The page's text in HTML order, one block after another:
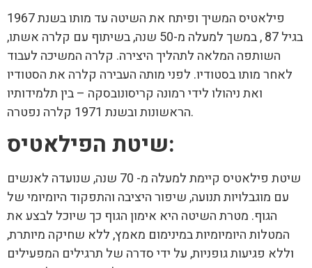
פילאטיס המשיך ופיתח את השיטה עד מותו בשנת 1967
בגיל 87 , במשך למעלה מ-50 שנה, בשיתוף עם קלרה אשתו,
השותפה המלאה לתהליך היצירה. קלרה המשיכה לעבוד
לאחר מותו בסטודיו. לפני מותה העבירה קלרה את הסטודיו
ואת ניהולו לידי רמונה קריסונובסקה – בין תלמידותיו
הראשונות ובשנת 1971 קלרה נפטרה.
שיטת הפילאטיס:
שיטת פילאטיס קיימת למעלה מ- 70 שנה, שנועדה לאנשים
עם מוגבלויות תנועה, שיפור היציבה והתפקוד היומיומי של
הגוף. מטרת השיטה היא אימון הגוף כך שיוכל לבצע את
המטלות היומיומיות במינימום מאמץ, ללא שחיקה מיותרת,
וללא פגיעות גופניות, על ידי סדרה של תרגילים המפעילים